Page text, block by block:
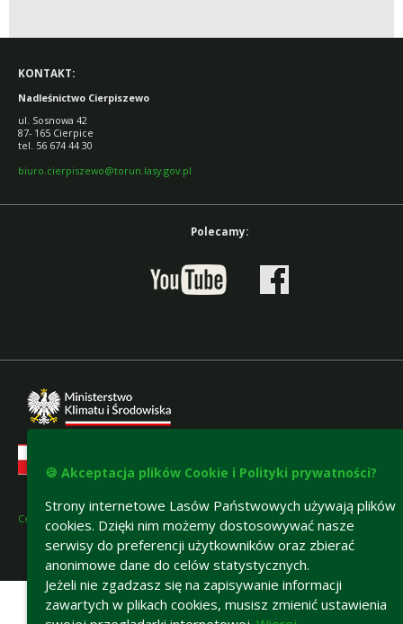
KONTAKT:
Nadleśnictwo Cierpiszewo
ul. Sosnowa 42
87- 165 Cierpice
tel. 56 674 44 30
biuro.cierpiszewo@torun.lasy.gov.pl
Polecamy:
Certyfikaty FSC i PEFC
Deklaracja dostępności
🍪 Akceptacja plików Cookie i Polityki prywatności?
Strony internetowe Lasów Państwowych używają plików
cookies. Dzięki nim możemy dostosowywać nasze
serwisy do preferencji użytkowników oraz zbierać
anonimowe dane do celów statystycznych.
Jeżeli nie zgadzasz się na zapisywanie informacji
zawartych w plikach cookies, musisz zmienić ustawienia